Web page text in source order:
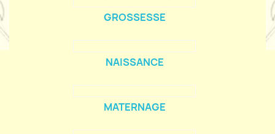
GROSSESSE
NAISSANCE
MATERNAGE